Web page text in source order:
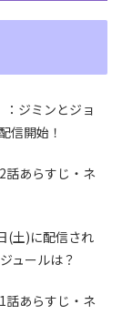
：ジミンとジョ
信開始！
話あらすじ・ネ
(土)に配信され
ュールは？
話あらすじ・ネ